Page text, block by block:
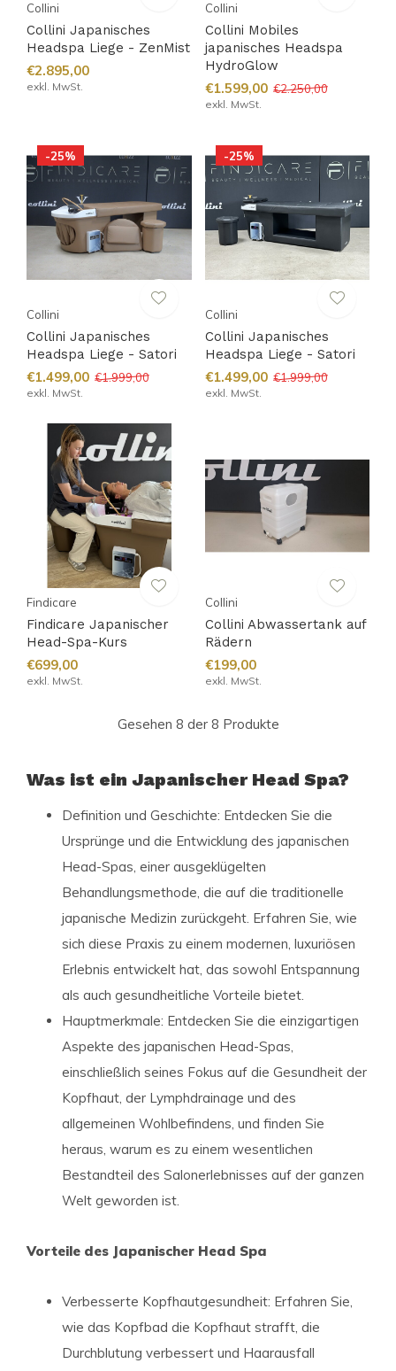
Collini
Collini Japanisches
Headspa Liege - ZenMist
€2.895,00
exkl. MwSt.
Collini
Collini Mobiles
japanisches Headspa
HydroGlow
€1.599,00 €2.250,00
exkl. MwSt.
-25%
Collini
Collini Japanisches
Headspa Liege - Satori
€1.499,00 €1.999,00
exkl. MwSt.
-25%
Collini
Collini Japanisches
Headspa Liege - Satori
€1.499,00 €1.999,00
exkl. MwSt.
Findicare
Findicare Japanischer
Head-Spa-Kurs
€699,00
exkl. MwSt.
Collini
Collini Abwassertank auf
Rädern
€199,00
exkl. MwSt.
Gesehen 8 der 8 Produkte
Was ist ein Japanischer Head Spa?
Definition und Geschichte: Entdecken Sie die
Ursprünge und die Entwicklung des japanischen
Head-Spas, einer ausgeklügelten
Behandlungsmethode, die auf die traditionelle
japanische Medizin zurückgeht. Erfahren Sie, wie
sich diese Praxis zu einem modernen, luxuriösen
Erlebnis entwickelt hat, das sowohl Entspannung
als auch gesundheitliche Vorteile bietet.
Hauptmerkmale: Entdecken Sie die einzigartigen
Aspekte des japanischen Head-Spas,
einschließlich seines Fokus auf die Gesundheit der
Kopfhaut, der Lymphdrainage und des
allgemeinen Wohlbefindens, und finden Sie
heraus, warum es zu einem wesentlichen
Bestandteil des Salonerlebnisses auf der ganzen
Welt geworden ist.
Vorteile des Japanischer Head Spa
Verbesserte Kopfhautgesundheit: Erfahren Sie,
wie das Kopfbad die Kopfhaut strafft, die
Durchblutung verbessert und Haarausfall